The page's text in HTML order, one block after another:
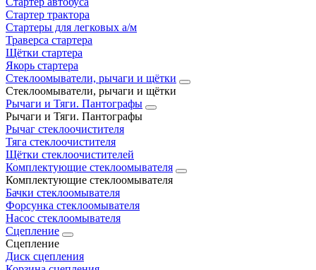
Стартер трактора
Стартеры для легковых а/м
Траверса стартера
Щётки стартера
Якорь стартера
Стеклоомыватели, рычаги и щётки
Стеклоомыватели, рычаги и щётки
Рычаги и Тяги. Пантографы
Рычаги и Тяги. Пантографы
Рычаг стеклоочистителя
Тяга стеклоочистителя
Щётки стеклоочистителей
Комплектующие стеклоомывателя
Комплектующие стеклоомывателя
Бачки стеклоомывателя
Форсунка стеклоомывателя
Насос стеклоомывателя
Сцепление
Сцепление
Диск сцепления